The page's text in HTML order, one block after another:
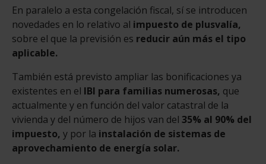
En paralelo a esta congelación fiscal, sí se introducen
novedades en lo relativo al impuesto de plusvalía,
sobre el que la previsión es reducir aún más el tipo
aplicable.
También está previsto ampliar las bonificaciones ya
existentes en el IBI para familias numerosas, que
actualmente y en función del valor catastral de la
vivienda y del número de hijos van del 35% al 90% del
impuesto, y por la instalación de sistemas de
aprovechamiento de energía solar.